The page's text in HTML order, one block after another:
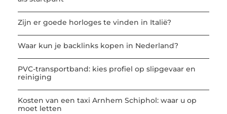
Zijn er goede horloges te vinden in Italië?
Waar kun je backlinks kopen in Nederland?
PVC-transportband: kies profiel op slipgevaar en
reiniging
Kosten van een taxi Arnhem Schiphol: waar u op
moet letten